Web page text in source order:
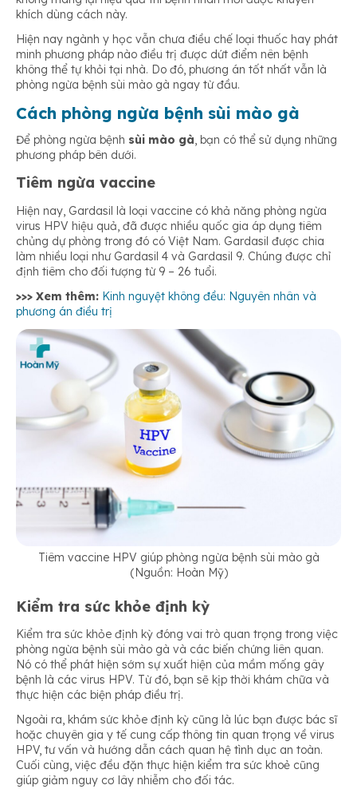
khích dùng cách này.
Hiện nay ngành y học vẫn chưa điều chế loại thuốc hay phát
minh phương pháp nào điều trị được dứt điểm nên bệnh
không thể tự khỏi tại nhà. Do đó, phương án tốt nhất vẫn là
phòng ngừa bệnh sùi mào gà ngay từ đầu.
Cách phòng ngừa bệnh sùi mào gà
Để phòng ngừa bệnh sùi mào gà, bạn có thể sử dụng những
phương pháp bên dưới.
Tiêm ngừa vaccine
Hiện nay, Gardasil là loại vaccine có khả năng phòng ngừa
virus HPV hiệu quả, đã được nhiều quốc gia áp dụng tiêm
chủng dự phòng trong đó có Việt Nam. Gardasil được chia
làm nhiều loại như Gardasil 4 và Gardasil 9. Chúng được chỉ
định tiêm cho đối tượng từ 9 – 26 tuổi.
>>> Xem thêm: Kinh nguyệt không đều: Nguyên nhân và
phương án điều trị
Tiêm vaccine HPV giúp phòng ngừa bệnh sùi mào gà
(Nguồn: Hoàn Mỹ)
Kiểm tra sức khỏe định kỳ
Kiểm tra sức khỏe định kỳ đóng vai trò quan trọng trong việc
phòng ngừa bệnh sùi mào gà và các biến chứng liên quan.
Nó có thể phát hiện sớm sự xuất hiện của mầm mống gây
bệnh là các virus HPV. Từ đó, bạn sẽ kịp thời khám chữa và
thực hiện các biện pháp điều trị.
Ngoài ra, khám sức khỏe định kỳ cũng là lúc bạn được bác sĩ
hoặc chuyên gia y tế cung cấp thông tin quan trọng về virus
HPV, tư vấn và hướng dẫn cách quan hệ tình dục an toàn.
Cuối cùng, việc đều đặn thực hiện kiểm tra sức khoẻ cũng
giúp giảm nguy cơ lây nhiễm cho đối tác.